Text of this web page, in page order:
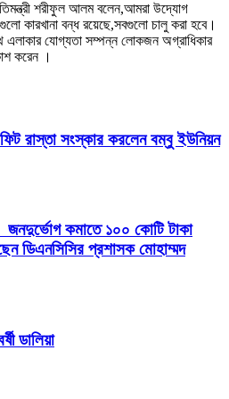
শরীফুল আলম বলেন,আমরা উদ্যোগ
কারখানা বন্ধ রয়েছে,সবগুলো চালু করা হবে।
এলাকার যোগ্যতা সম্পন্ন লোকজন অগ্রাধিকার
করেন ।
রাস্তা সংস্কার করলেন বম্বু ইউনিয়ন
জনদুর্ভোগ কমাতে ১০০ কোটি টাকা
ডিএনসিসির প্রশাসক মোহাম্মদ
ডালিয়া